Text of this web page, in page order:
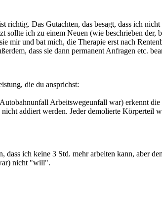
richtig. Das Gutachten, das besagt, dass ich
sollte ich zu einem Neuen (wie beschrieben
mir und bat mich, die Therapie erst nach
dass sie dann permanent Anfragen etc.
die du ansprichst:
Arbeitswegeunfall war) erkennt
addiert werden. Jeder demolierte Körperteil
dass ich keine 3 Std. mehr arbeiten kann, aber
nicht "will".